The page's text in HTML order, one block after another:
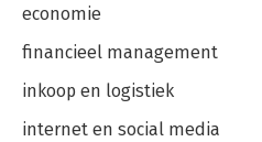
economie
financieel management
inkoop en logistiek
internet en social media